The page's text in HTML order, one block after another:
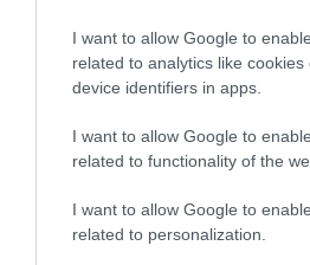
I want to allow Google to
related to analytics like cookies
device identifiers in apps.
I want to allow Google to
related to functionality of the
I want to allow Google to
related to personalization.
PRONEWS.GR /ΕΣΩΤΕΡΙΚΗ ΑΣΦΑΛΕΙΑ
Φωτιά στα Jumbo
αυτοσχέδιο
με γκαζάκια